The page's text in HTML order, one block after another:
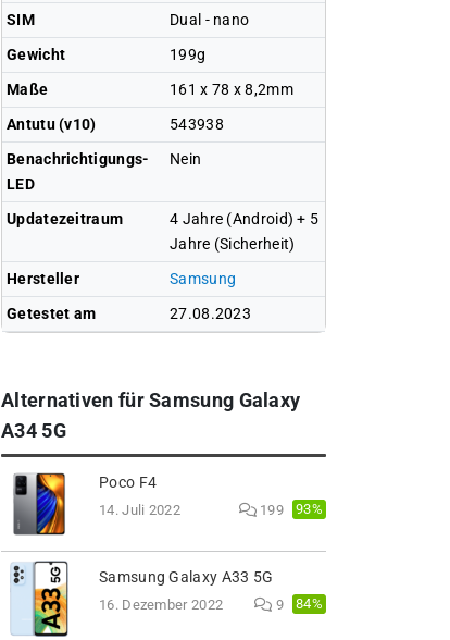
SIM
Dual - nano
Gewicht
199g
Maße
161 x 78 x 8,2mm
Antutu (v10)
543938
Benachrichtigungs-
LED
Nein
Updatezeitraum
4 Jahre (Android) + 5
Jahre (Sicherheit)
Hersteller
Samsung
Getestet am
27.08.2023
Alternativen für Samsung Galaxy
A34 5G
Poco F4
14. Juli 2022 199 93%
Samsung Galaxy A33 5G
16. Dezember 2022 9 84%